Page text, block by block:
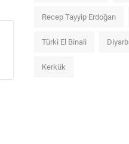
Recep Tayyip Erdoğan
Türki El Binali
Kerkük